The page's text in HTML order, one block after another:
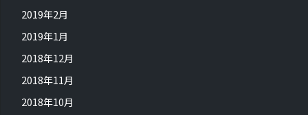
2019年2月
2019年1月
2018年12月
2018年11月
2018年10月